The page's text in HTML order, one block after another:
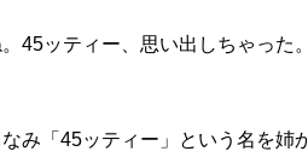
45ッティー、思い出しちゃった
み「45ッティー」という名を姉